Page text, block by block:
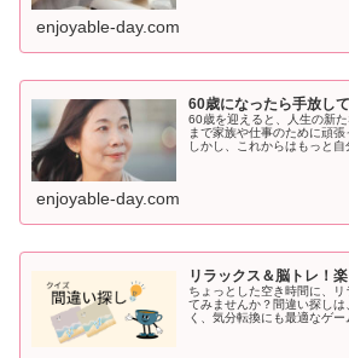
enjoyable-day.com
60歳になったら手放し
60歳を迎えると、人生の新
まで家族や仕事のために頑張
しかし、これからはもっと
enjoyable-day.com
リラックス＆脳トレ！
ちょっとした空き時間に、
てみませんか？間違い探し
く、気分転換にも最適なゲ